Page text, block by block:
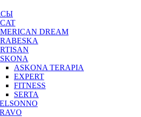
DREAM
ASKONA TERAPIA
EXPERT
FITNESS
SERTA